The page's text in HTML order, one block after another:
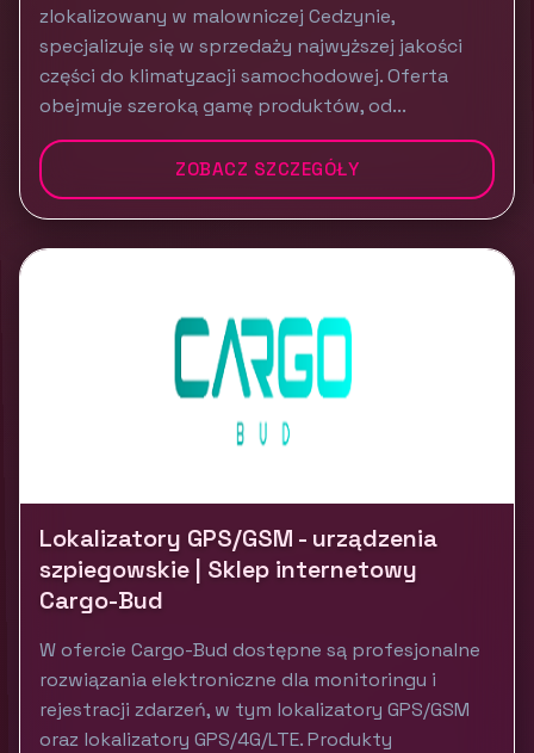
zlokalizowany w malowniczej Cedzynie,
specjalizuje się w sprzedaży najwyższej jakości
części do klimatyzacji samochodowej. Oferta
obejmuje szeroką gamę produktów, od...
ZOBACZ SZCZEGÓŁY
Lokalizatory GPS/GSM - urządzenia
szpiegowskie | Sklep internetowy
Cargo-Bud
W ofercie Cargo-Bud dostępne są profesjonalne
rozwiązania elektroniczne dla monitoringu i
rejestracji zdarzeń, w tym lokalizatory GPS/GSM
oraz lokalizatory GPS/4G/LTE. Produkty